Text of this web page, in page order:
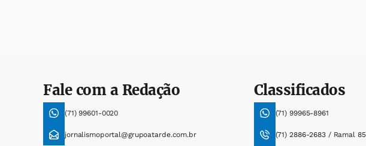
Fale com a Redação
(71) 99601-0020
jornalismoportal@grupoatarde.com.br
Classificados
(71) 99965-8961
(71) 2886-2683 / Ramal